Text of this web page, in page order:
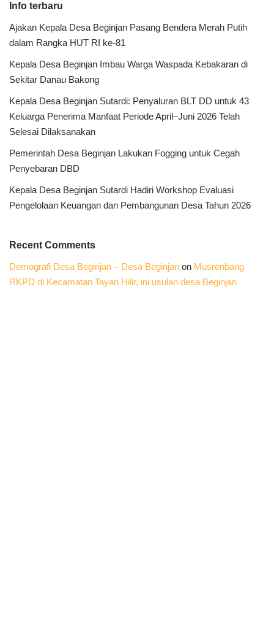
Info terbaru
Ajakan Kepala Desa Beginjan Pasang Bendera Merah Putih
dalam Rangka HUT RI ke-81
Kepala Desa Beginjan Imbau Warga Waspada Kebakaran di
Sekitar Danau Bakong
Kepala Desa Beginjan Sutardi: Penyaluran BLT DD untuk 43
Keluarga Penerima Manfaat Periode April–Juni 2026 Telah
Selesai Dilaksanakan
Pemerintah Desa Beginjan Lakukan Fogging untuk Cegah
Penyebaran DBD
Kepala Desa Beginjan Sutardi Hadiri Workshop Evaluasi
Pengelolaan Keuangan dan Pembangunan Desa Tahun 2026
Recent Comments
Demografi Desa Beginjan – Desa Beginjan on Musrenbang
RKPD di Kecamatan Tayan Hilir, ini usulan desa Beginjan